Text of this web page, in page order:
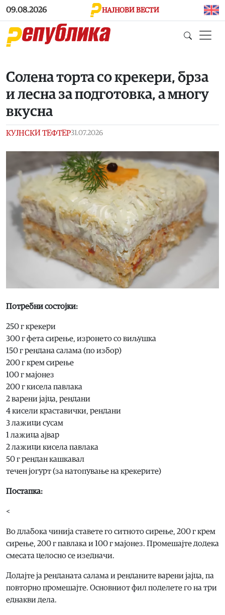
Skip to main content
09.08.2026 НАЈНОВИ ВЕСТИ
Солена торта со крекери, брза
и лесна за подготовка, а многу
вкусна
КУЈНСКИ ТЕФТЕР31.07.2026
Потребни состојки:
250 г крекери
300 г фета сирење, изронето со виљушка
150 г рендана салама (по избор)
200 г крем сирење
100 г мајонез
200 г кисела павлака
2 варени јајца, рендани
4 кисели краставички, рендани
3 лажици сусам
1 лажица ајвар
2 лажици кисела павлака
50 г рендан кашкавал
течен јогурт (за натопување на крекерите)
Постапка:
<
Во длабока чинија ставете го ситното сирење, 200 г крем
сирење, 200 г павлака и 100 г мајонез. Промешајте додека
смесата целосно се изедначи.
Додајте ја ренданата салама и ренданите варени јајца, па
повторно промешајте. Основниот фил поделете го на три
еднакви дела.